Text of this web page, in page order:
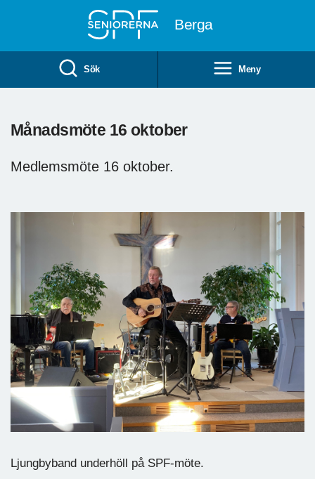
Berga
Sök Meny
Månadsmöte 16 oktober
Medlemsmöte 16 oktober.
Ljungbyband underhöll på SPF-möte.